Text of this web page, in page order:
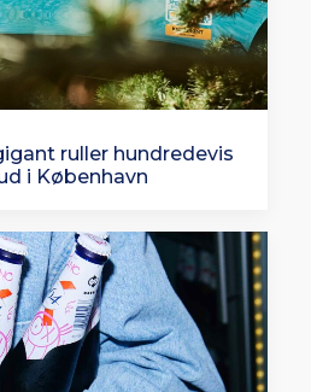
ruller hundredevis
i København